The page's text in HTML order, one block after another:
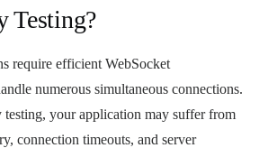
Testing?
require efficient WebSocket
numerous simultaneous connections.
your application may suffer from
connection timeouts, and server